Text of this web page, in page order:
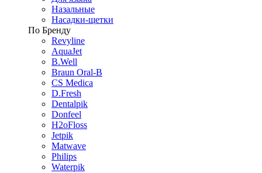
Назальные
Насадки-щетки
По Бренду
Revyline
AquaJet
B.Well
Braun Oral-B
CS Medica
D.Fresh
Dentalpik
Donfeel
H2oFloss
Jetpik
Matwave
Philips
Waterpik